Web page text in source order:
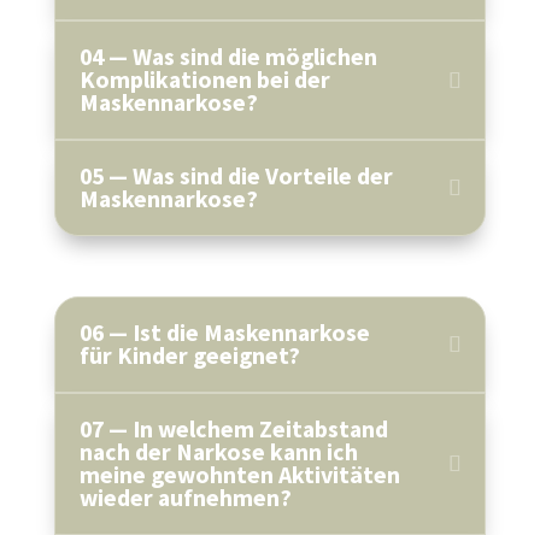
04 — Was sind die möglichen
Komplikationen bei der
Maskennarkose?
05 — Was sind die Vorteile der
Maskennarkose?
06 — Ist die Maskennarkose
für Kinder geeignet?
07 — In welchem Zeitabstand
nach der Narkose kann ich
meine gewohnten Aktivitäten
wieder aufnehmen?